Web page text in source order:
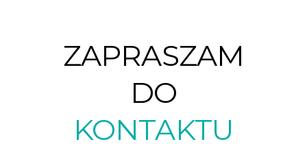
ZAPRASZAM
DO
KONTAKTU